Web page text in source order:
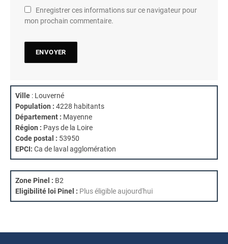
Enregistrer ces informations sur ce navigateur pour
mon prochain commentaire.
Ville : Louverné
Population : 4228 habitants
Département : Mayenne
Région : Pays de la Loire
Code postal : 53950
EPCI: Ca de laval agglomération
Zone Pinel : B2
Eligibilité loi Pinel : Plus éligible aujourd'hui